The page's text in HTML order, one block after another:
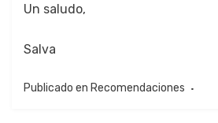
Un salu­do,
Sal­va
Publicado en Recomendaciones